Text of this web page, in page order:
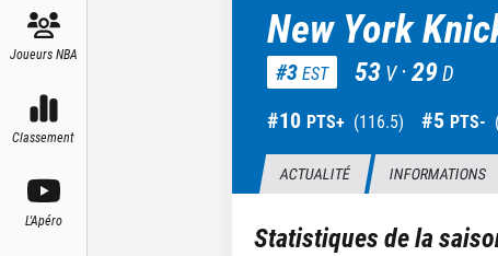
Joueurs NBA
Classement
L'Apéro
New York
#3EST 53 V ·29D
#10 PTS+ (116.5) #5 PTS-
ACTUALITÉ INFORMATIONS
Statistiques de la